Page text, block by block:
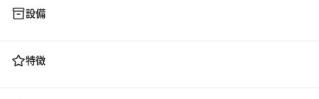
設備
特徴